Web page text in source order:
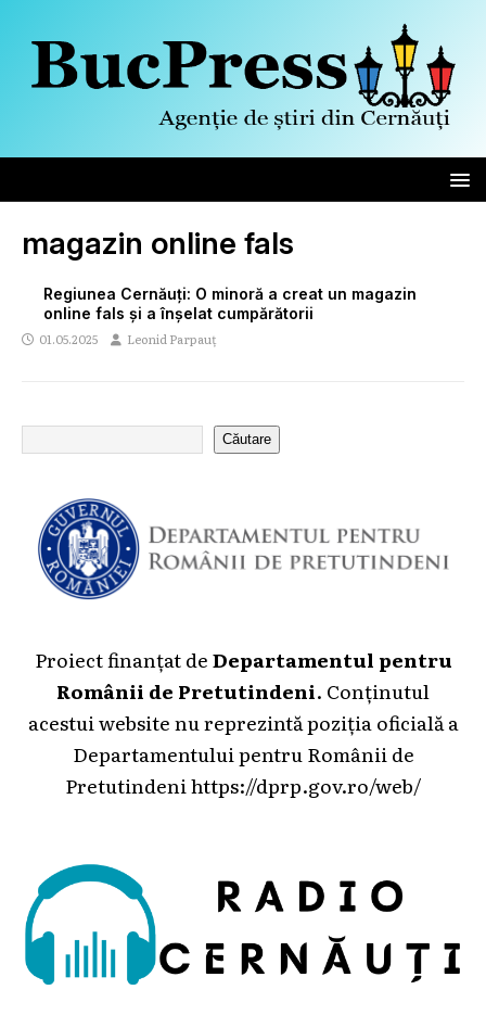
magazin online fals
Regiunea Cernăuți: O minoră a creat un magazin
online fals și a înșelat cumpărătorii
01.05.2025 Leonid Parpauț
Căutare
Proiect finanțat deDepartamentul pentru
Românii de Pretutindeni. Conținutul
acestui website nu reprezintă poziția oficială a
Departamentului pentru Românii de
Pretutindeni https://dprp.gov.ro/web/